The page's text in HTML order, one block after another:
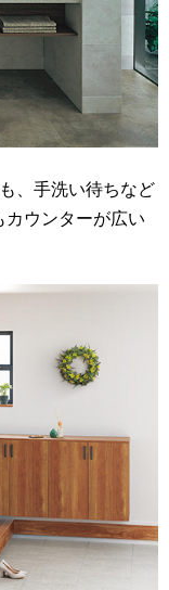
、手洗い待ちなど
ウンターが広い